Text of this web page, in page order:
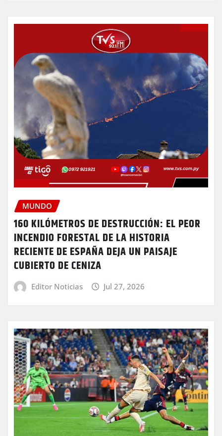
MUNDO
160 KILÓMETROS DE DESTRUCCIÓN: EL PEOR
INCENDIO FORESTAL DE LA HISTORIA
RECIENTE DE ESPAÑA DEJA UN PAISAJE
CUBIERTO DE CENIZA
Editor Noticias Jul 27, 2026